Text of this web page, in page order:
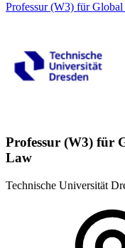
Professur (W3) für
Professur (W3) für
Law
Technische Universität